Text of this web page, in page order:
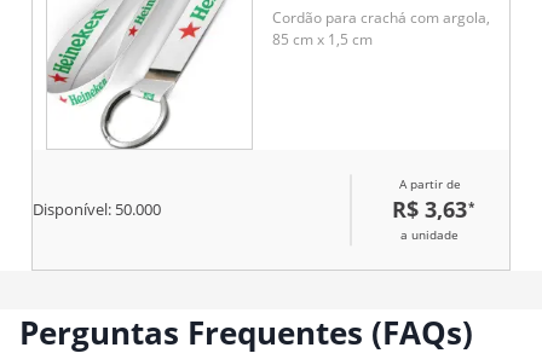
Cordão para crachá com argola,
85 cm x 1,5 cm
Disponível: 50.000
A partir de
R$ 3,63*
a unidade
Perguntas Frequentes (FAQs)